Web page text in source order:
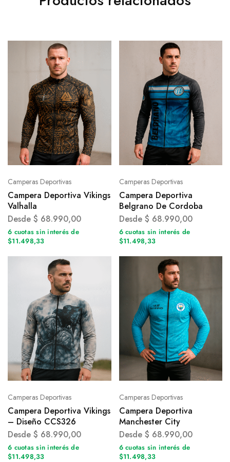
Camperas Deportivas
Campera Deportiva Vikings
Valhalla
Desde $ 68.990,00
6 cuotas sin interés de
$11.498,33
Camperas Deportivas
Campera Deportiva
Belgrano De Cordoba
Desde $ 68.990,00
6 cuotas sin interés de
$11.498,33
Camperas Deportivas
Campera Deportiva Vikings
– Diseño CCS326
Desde $ 68.990,00
6 cuotas sin interés de
$11.498,33
Camperas Deportivas
Campera Deportiva
Manchester City
Desde $ 68.990,00
6 cuotas sin interés de
$11.498,33